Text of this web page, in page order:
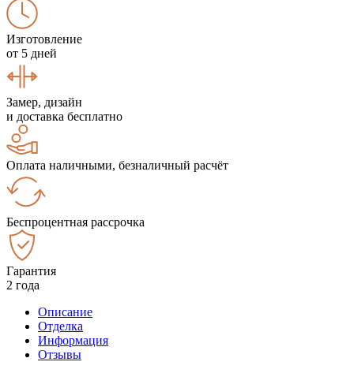
Изготовление
от 5 дней
Замер, дизайн
и доставка бесплатно
Оплата наличными, безналичный расчёт
Беспроцентная рассрочка
Гарантия
2 года
Описание
Отделка
Информация
Отзывы